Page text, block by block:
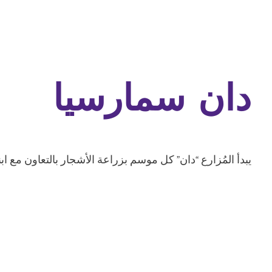
دان سمارسيا
يبدأ المُزارع “دان” كل موسم بزراعة الأشجار بالتعاون مع